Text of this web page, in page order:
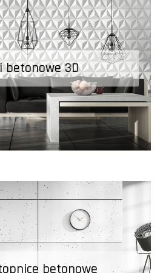
betonowe 3D
betonowe 3D
betonowe
betonowe